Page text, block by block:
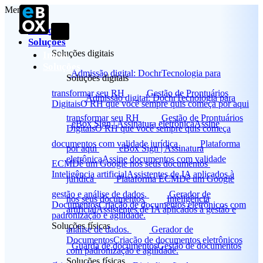
Início
Soluções digitais
Admissão digital: DochrTecnologia para
transformar seu RH
Gestão de Prontuários
DigitaisO RH que você sempre quis começa
por aqui
eBox Sign | Assinatura
eletrônicaAssine documentos com validade
jurídica
Plataforma ECMDê um Google
nos seus documentos
Inteligência
artificialAssistentes de IA aplicados à gestão e
análise de dados.
Gerador de
DocumentosCriação de documentos eletrônicos
com padronização e agilidade.
Soluções físicas
Menu
Início
Soluções
Soluções digitais
Admissão digital: DochrTecnologia para
transformar seu RH
Gestão de Prontuários
DigitaisO RH que você sempre quis começa por aqui
eBox Sign | Assinatura eletrônicaAssine
documentos com validade jurídica
Plataforma
ECMDê um Google nos seus documentos
Inteligência artificialAssistentes de IA aplicados à
gestão e análise de dados.
Gerador de
DocumentosCriação de documentos eletrônicos com
padronização e agilidade.
Soluções físicas
Guarda de documentosGestão de documentos